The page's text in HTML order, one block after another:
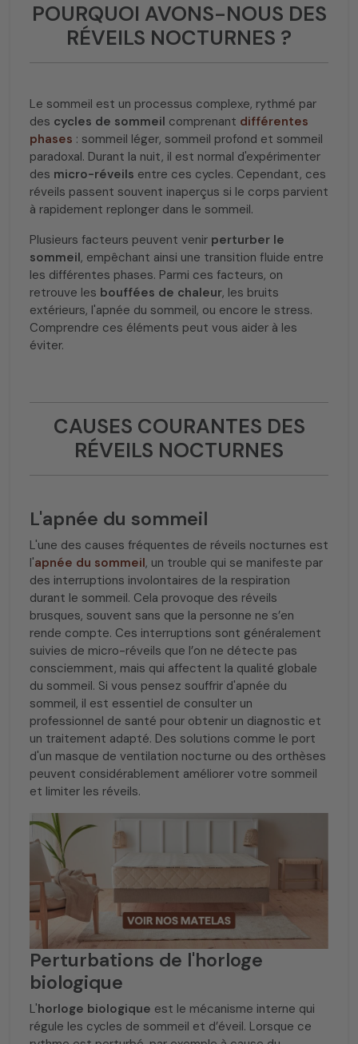
POURQUOI AVONS-NOUS DES
RÉVEILS NOCTURNES ?
Le sommeil est un processus complexe, rythmé par
des cycles de sommeil comprenant différentes
phases : sommeil léger, sommeil profond et sommeil
paradoxal. Durant la nuit, il est normal d'expérimenter
des micro-réveils entre ces cycles. Cependant, ces
réveils passent souvent inaperçus si le corps parvient
à rapidement replonger dans le sommeil.
Plusieurs facteurs peuvent venir perturber le
sommeil, empêchant ainsi une transition fluide entre
les différentes phases. Parmi ces facteurs, on
retrouve les bouffées de chaleur, les bruits
extérieurs, l'apnée du sommeil, ou encore le stress.
Comprendre ces éléments peut vous aider à les
éviter.
CAUSES COURANTES DES
RÉVEILS NOCTURNES
L'apnée du sommeil
L'une des causes fréquentes de réveils nocturnes est
l'apnée du sommeil, un trouble qui se manifeste par
des interruptions involontaires de la respiration
durant le sommeil. Cela provoque des réveils
brusques, souvent sans que la personne ne s’en
rende compte. Ces interruptions sont généralement
suivies de micro-réveils que l’on ne détecte pas
consciemment, mais qui affectent la qualité globale
du sommeil. Si vous pensez souffrir d'apnée du
sommeil, il est essentiel de consulter un
professionnel de santé pour obtenir un diagnostic et
un traitement adapté. Des solutions comme le port
d'un masque de ventilation nocturne ou des orthèses
peuvent considérablement améliorer votre sommeil
et limiter les réveils.
Perturbations de l'horloge
biologique
L'horloge biologique est le mécanisme interne qui
régule les cycles de sommeil et d’éveil. Lorsque ce